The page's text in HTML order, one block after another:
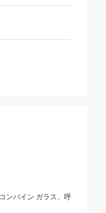
ンバイン ガラス、呼